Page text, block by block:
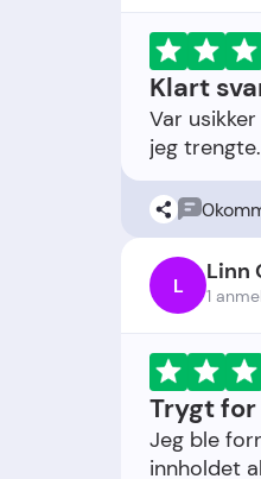
Klart
Var
0
L Linn
1
Trygt
Jeg ble